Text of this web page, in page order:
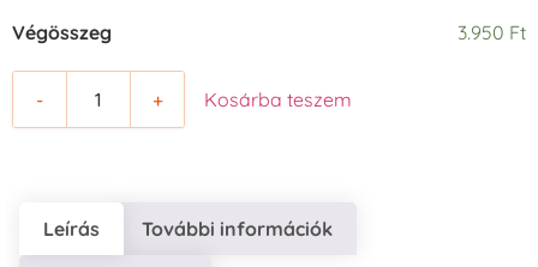
Végösszeg 3.950 Ft
- + Kosárba teszem
Leírás További információk